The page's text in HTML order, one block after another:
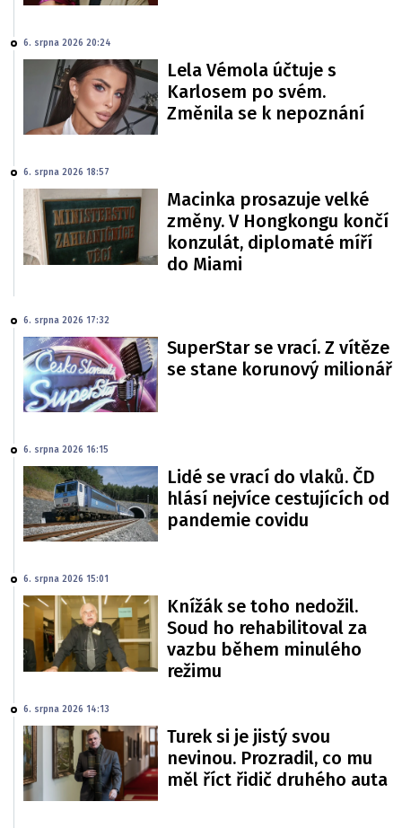
6. srpna 2026 20:24
Lela Vémola účtuje s
Karlosem po svém.
Změnila se k nepoznání
6. srpna 2026 18:57
Macinka prosazuje velké
změny. V Hongkongu končí
konzulát, diplomaté míří
do Miami
6. srpna 2026 17:32
SuperStar se vrací. Z vítěze
se stane korunový milionář
6. srpna 2026 16:15
Lidé se vrací do vlaků. ČD
hlásí nejvíce cestujících od
pandemie covidu
6. srpna 2026 15:01
Knížák se toho nedožil.
Soud ho rehabilitoval za
vazbu během minulého
režimu
6. srpna 2026 14:13
Turek si je jistý svou
nevinou. Prozradil, co mu
měl říct řidič druhého auta